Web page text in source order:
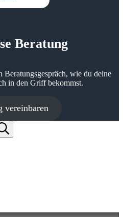
Beratung
Beratungs­­gespräch, wie du deine
in den Griff bekommst.
vereinbaren